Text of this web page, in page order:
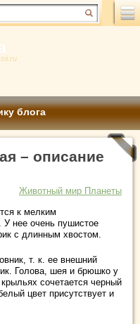
блога
– описание
Животный мир Планеты
к мелким
У нее очень пушистое
с длинным хвостом.
т. к. ее внешний
Голова, шея и брюшко у
сочетается черный
цвет присутствует и